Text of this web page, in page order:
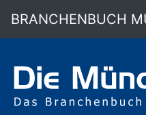
BRANCHENBUCH